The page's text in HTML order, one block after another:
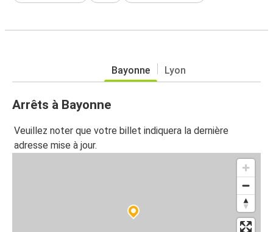
Bayonne Lyon
Arrêts à Bayonne
Veuillez noter que votre billet indiquera la dernière
adresse mise à jour.